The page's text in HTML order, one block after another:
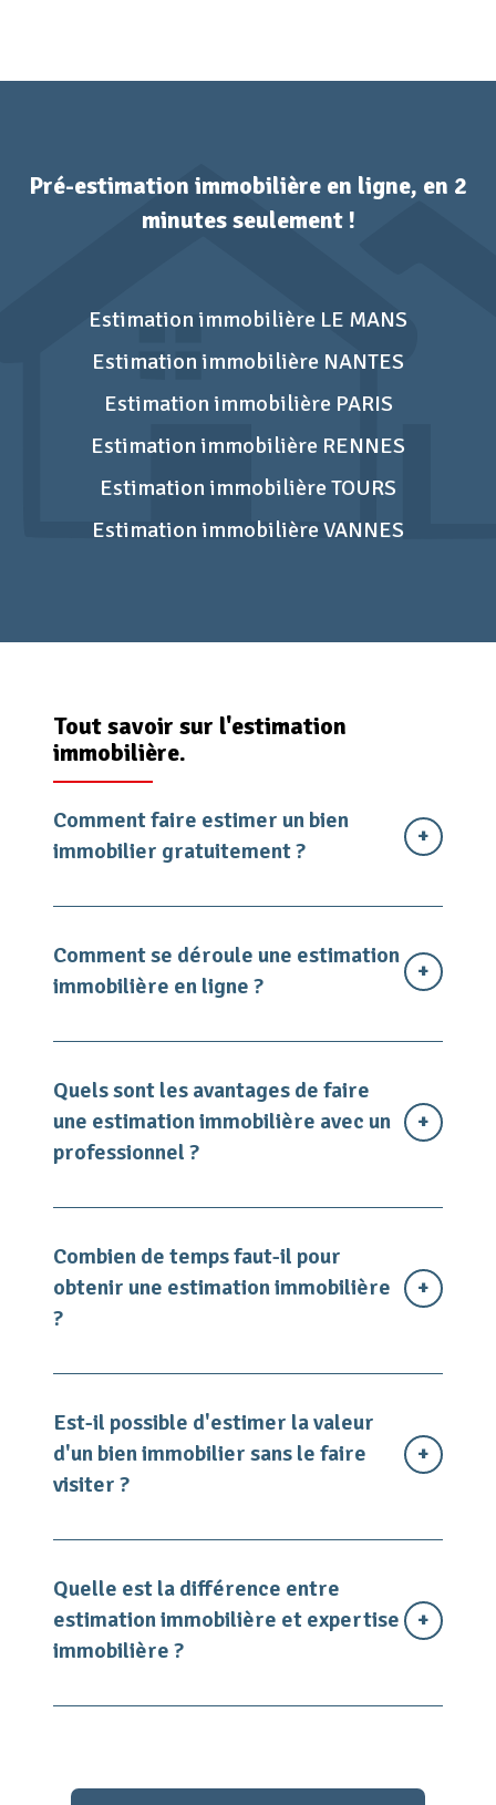
Pré-estimation immobilière en ligne, en 2
minutes seulement !
Estimation immobilière LE MANS
Estimation immobilière NANTES
Estimation immobilière PARIS
Estimation immobilière RENNES
Estimation immobilière TOURS
Estimation immobilière VANNES
Tout savoir sur l'estimation
immobilière.
Comment faire estimer un bien
immobilier gratuitement ?
Comment se déroule une estimation
immobilière en ligne ?
Quels sont les avantages de faire
une estimation immobilière avec un
professionnel ?
Combien de temps faut-il pour
obtenir une estimation immobilière
?
Est-il possible d'estimer la valeur
d'un bien immobilier sans le faire
visiter ?
Quelle est la différence entre
estimation immobilière et expertise
immobilière ?